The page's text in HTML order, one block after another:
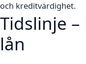
och kreditvärdighet.
Tidslinje
lån